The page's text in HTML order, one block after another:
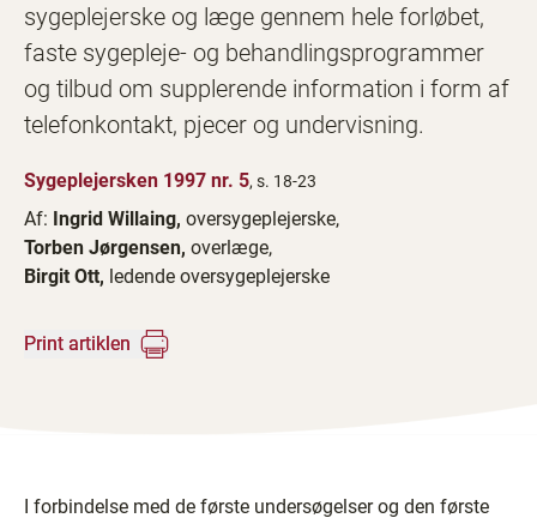
sygeplejerske og læge gennem hele forløbet,
faste sygepleje- og behandlingsprogrammer
og tilbud om supplerende information i form af
telefonkontakt, pjecer og undervisning.
Sygeplejersken 1997 nr. 5, s. 18-23
Af: Ingrid Willaing, oversygeplejerske,
Torben Jørgensen, overlæge,
Birgit Ott, ledende oversygeplejerske
Print artiklen
I forbindelse med de første undersøgelser og den første